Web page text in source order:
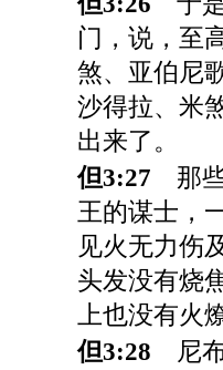
门，说，至
煞、亚伯尼
沙得拉、米
出来了。
但3:27 那
王的谋士，
见火无力伤
头发没有烧
上也没有火
但3:28 尼